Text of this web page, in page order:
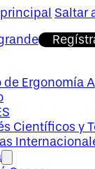
Saltar
de Ergonomía
Científicos y